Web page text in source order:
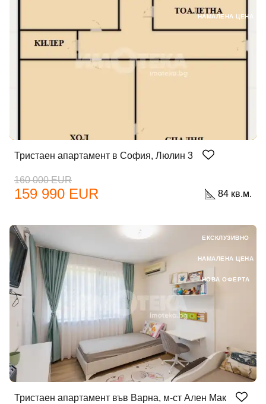
Тристаен апартамент в София, Люлин 3
160 000 EUR
159 990 EUR 84 кв.м.
НАМАЛЕНА ЦЕНА
Тристаен апартамент във Варна, м-ст Ален Мак
ЕКСКЛУЗИВНО
НАМАЛЕНА ЦЕНА
НОВА ОФЕРТА